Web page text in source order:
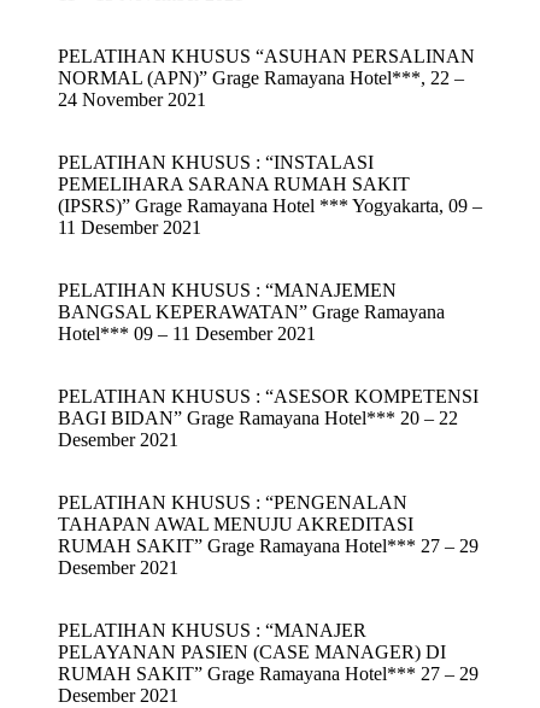
PELATIHAN KHUSUS “ASUHAN PERSALINAN
NORMAL (APN)” Grage Ramayana Hotel***, 22 –
24 November 2021
PELATIHAN KHUSUS : “INSTALASI
PEMELIHARA SARANA RUMAH SAKIT
(IPSRS)” Grage Ramayana Hotel *** Yogyakarta, 09 –
11 Desember 2021
PELATIHAN KHUSUS : “MANAJEMEN
BANGSAL KEPERAWATAN” Grage Ramayana
Hotel*** 09 – 11 Desember 2021
PELATIHAN KHUSUS : “ASESOR KOMPETENSI
BAGI BIDAN” Grage Ramayana Hotel*** 20 – 22
Desember 2021
PELATIHAN KHUSUS : “PENGENALAN
TAHAPAN AWAL MENUJU AKREDITASI
RUMAH SAKIT” Grage Ramayana Hotel*** 27 – 29
Desember 2021
PELATIHAN KHUSUS : “MANAJER
PELAYANAN PASIEN (CASE MANAGER) DI
RUMAH SAKIT” Grage Ramayana Hotel*** 27 – 29
Desember 2021